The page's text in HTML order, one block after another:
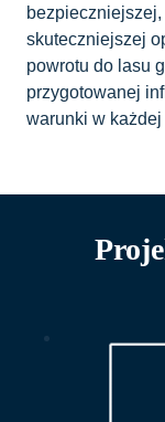
skuteczniejszej
powrotu do lasu
przygotowanej
warunki w każdej